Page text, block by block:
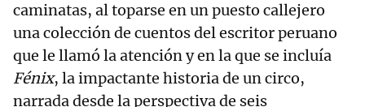
caminatas, al toparse en un puesto callejero
una colección de cuentos del escritor peruano
que le llamó la atención y en la que se incluía
Fénix, la impactante historia de un circo,
narrada desde la perspectiva de seis